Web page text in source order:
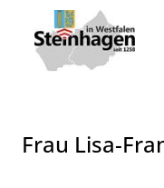
Zum Hauptinhalt
Zum Header
Zum Hauptinhalt
Zum Footer
Frau Lisa-